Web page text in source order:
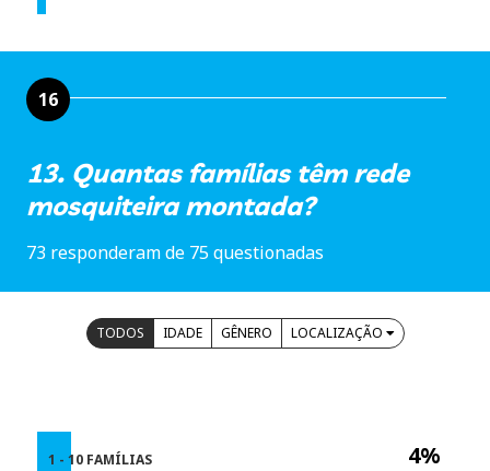
16
13. Quantas famílias têm rede
mosquiteira montada?
73 responderam de 75 questionadas
TODOS IDADE GÊNERO LOCALIZAÇÃO
4%
1 - 10 FAMÍLIAS